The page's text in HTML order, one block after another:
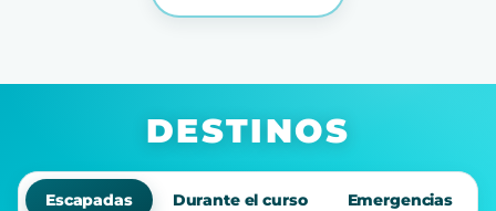
DESTINOS
Escapadas Durante el curso Emergencias